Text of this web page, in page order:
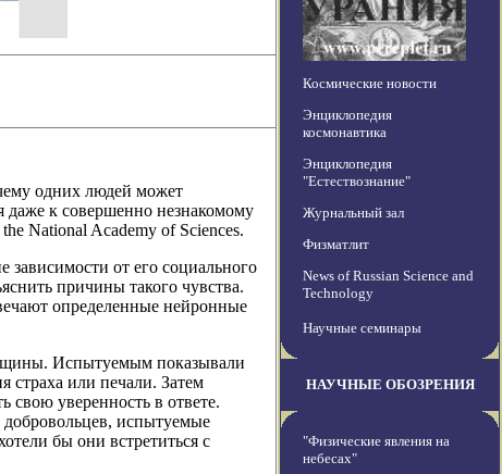
одних людей может
даже к совершенно незнакомому
National Academy of Sciences.
от его социального
причины такого чувства.
определенные нейронные
Испытуемым показывали
или печали. Затем
свою уверенность в ответе.
испытуемые
бы они встретиться с
Космические новости
Энциклопедия
космонавтика
Энциклопедия
"Естествознание"
Журнальный зал
Физматлит
News of Russian Science and
Technology
Научные семинары
НАУЧНЫЕ ОБОЗРЕНИЯ
"Физические явления на
небесах"